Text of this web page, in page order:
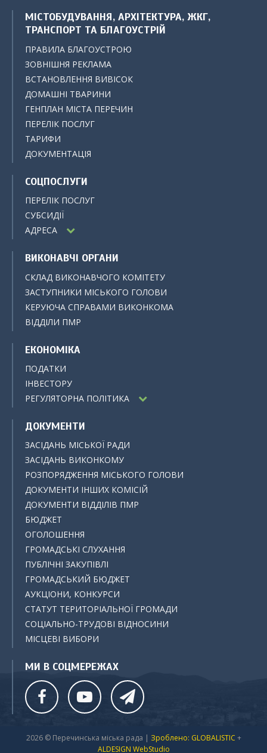
МІСТОБУДУВАННЯ, АРХІТЕКТУРА, ЖКГ,
ТРАНСПОРТ ТА БЛАГОУСТРІЙ
ПРАВИЛА БЛАГОУСТРОЮ
ЗОВНІШНЯ РЕКЛАМА
ВСТАНОВЛЕННЯ ВИВІСОК
ДОМАШНІ ТВАРИНИ
ГЕНПЛАН МІСТА ПЕРЕЧИН
ПЕРЕЛІК ПОСЛУГ
ТАРИФИ
ДОКУМЕНТАЦІЯ
СОЦПОСЛУГИ
ПЕРЕЛІК ПОСЛУГ
СУБСИДІЇ
АДРЕСА
ВИКОНАВЧІ ОРГАНИ
СКЛАД ВИКОНАВЧОГО КОМІТЕТУ
ЗАСТУПНИКИ МІСЬКОГО ГОЛОВИ
КЕРУЮЧА СПРАВАМИ ВИКОНКОМА
ВІДДІЛИ ПМР
ЕКОНОМІКА
ПОДАТКИ
ІНВЕСТОРУ
РЕГУЛЯТОРНА ПОЛІТИКА
ДОКУМЕНТИ
ЗАСІДАНЬ МІСЬКОЇ РАДИ
ЗАСІДАНЬ ВИКОНКОМУ
РОЗПОРЯДЖЕННЯ МІСЬКОГО ГОЛОВИ
ДОКУМЕНТИ ІНШИХ КОМІСІЙ
ДОКУМЕНТИ ВІДДІЛІВ ПМР
БЮДЖЕТ
ОГОЛОШЕННЯ
ГРОМАДСЬКІ СЛУХАННЯ
ПУБЛІЧНІ ЗАКУПІВЛІ
ГРОМАДСЬКИЙ БЮДЖЕТ
АУКЦІОНИ, КОНКУРСИ
СТАТУТ ТЕРИТОРІАЛЬНОЇ ГРОМАДИ
СОЦІАЛЬНО-ТРУДОВІ ВІДНОСИНИ
МІСЦЕВІ ВИБОРИ
МИ В СОЦМЕРЕЖАХ
2026 © Перечинська міська рада | Зроблено: GLOBALISTIC +
ALDESIGN WebStudio